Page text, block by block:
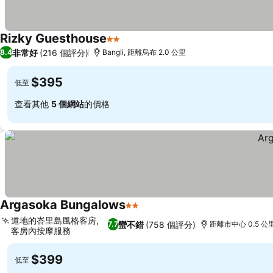
Rizky Guesthouse2 星級
8.4非常好 (216 個評分) Bangli, 距離烏布 2.0 公里
低至 $395
查看其他 5 個網站的價格
Argasoka Bungalows2 星級
7.7蠻不錯 (758 個評分)
道地的峇里島風格客房,
客房內按摩服務
距離市中心 0.5 公
低至 $399